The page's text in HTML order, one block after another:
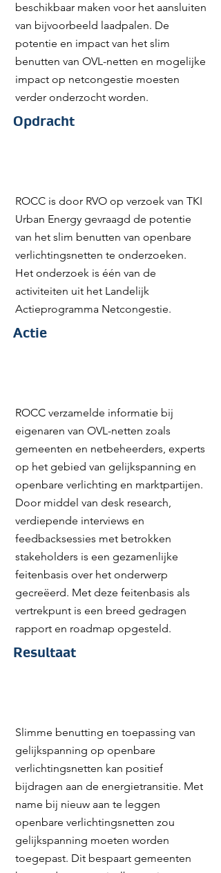
Created by Lars
from the Noun Project
beschikbaar maken voor het aansluiten
van bijvoorbeeld laadpalen. De
potentie en impact van het slim
benutten van OVL-netten en mogelijke
impact op netcongestie moesten
verder onderzocht worden.
Opdracht
from the Noun Project
ROCC is door RVO op verzoek van TKI
Urban Energy gevraagd de potentie
van het slim benutten van openbare
verlichtingsnetten te onderzoeken.
Het onderzoek is één van de
activiteiten uit het Landelijk
Actieprogramma Netcongestie.
Actie
Created by Lars
from the Noun Project
ROCC verzamelde informatie bij
eigenaren van OVL-netten zoals
gemeenten en netbeheerders, experts
op het gebied van gelijkspanning en
openbare verlichting en marktpartijen.
Door middel van desk research,
verdiepende interviews en
feedbacksessies met betrokken
stakeholders is een gezamenlijke
feitenbasis over het onderwerp
gecreëerd. Met deze feitenbasis als
vertrekpunt is een breed gedragen
rapport en roadmap opgesteld.
Resultaat
Slimme benutting en toepassing van
gelijkspanning op openbare
verlichtingsnetten kan positief
bijdragen aan de energietransitie. Met
name bij nieuw aan te leggen
openbare verlichtingsnetten zou
gelijkspanning moeten worden
toegepast. Dit bespaart gemeenten